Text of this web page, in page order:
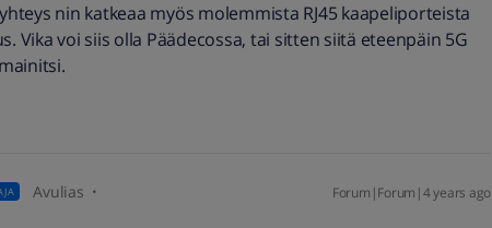
nin katkeaa myös molemmista RJ45 kaapeliporteista
Vika voi siis olla Päädecossa, tai sitten siitä eteenpäin 5G
Avulias Forum|Forum|4 years ago